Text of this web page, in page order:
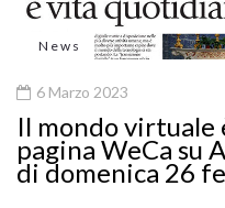
News
6 Marzo 2023
Il mondo virtuale
pagina WeCa su
di domenica 26